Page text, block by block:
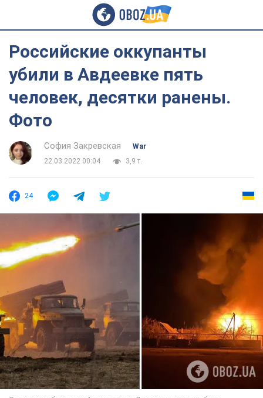
Российские оккупанты
убили в Авдеевке пять
человек, десятки ранены.
Фото
София Закревская
War
22.03.2022 00:04
3,9 т.
24